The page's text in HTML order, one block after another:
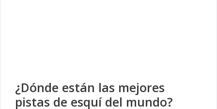
¿Dónde están las mejores
pistas de esquí del mundo?